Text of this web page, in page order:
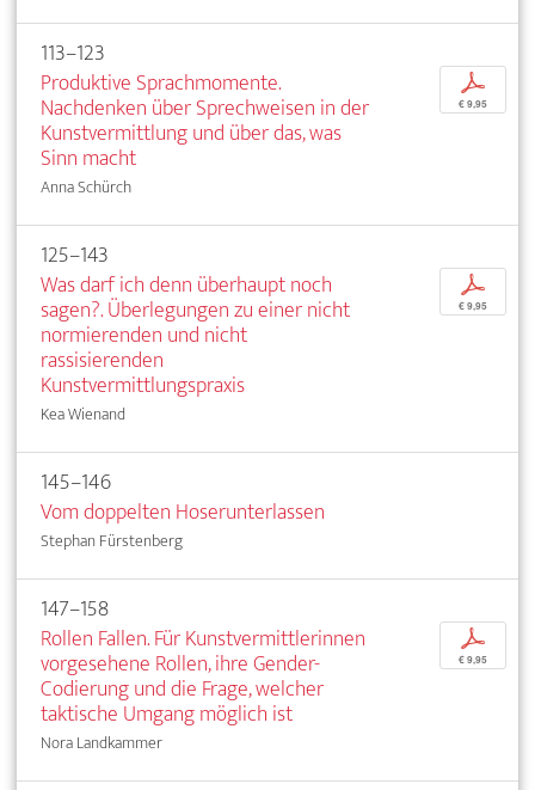
113–123
Produktive Sprachmomente.
Nachdenken über Sprechweisen in der
Kunstvermittlung und über das, was
Sinn macht
Anna Schürch
p
€ 9,95
125–143
Was darf ich denn überhaupt noch
sagen?. Überlegungen zu einer nicht
normierenden und nicht
rassisierenden
Kunstvermittlungspraxis
Kea Wienand
p
€ 9,95
145–146
Vom doppelten Hoserunterlassen
Stephan Fürstenberg
147–158
Rollen Fallen. Für Kunstvermittlerinnen
vorgesehene Rollen, ihre Gender-
Codierung und die Frage, welcher
taktische Umgang möglich ist
Nora Landkammer
p
€ 9,95